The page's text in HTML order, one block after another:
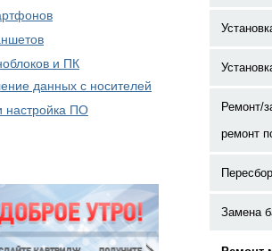
и ПК
данных с носителей
настройка ПО
Ремонт/
ремонт
Замена